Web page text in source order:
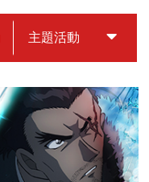
主題活動 中獎名